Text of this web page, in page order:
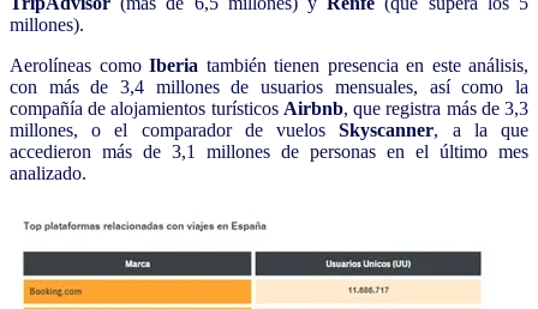
millones).
Aerolíneas como Iberia también tienen presencia en este análisis,
con más de 3,4 millones de usuarios mensuales, así como la
compañía de alojamientos turísticos Airbnb, que registra más de 3,3
millones, o el comparador de vuelosSkyscanner, a la que
accedieron más de 3,1 millones de personas en el último mes
analizado.